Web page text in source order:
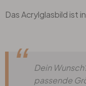
Das Acrylglasbild ist
Dein
passende